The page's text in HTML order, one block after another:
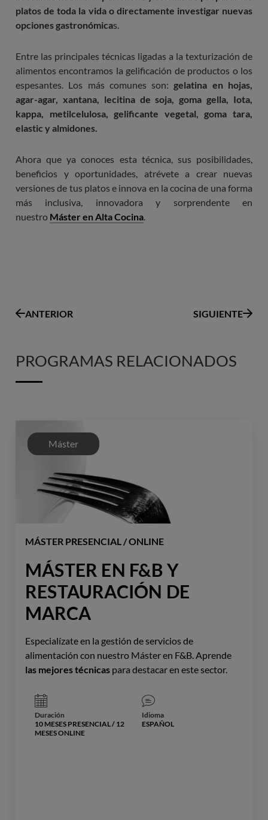
platos de toda la vida o directamente investigar nuevas
opciones gastronómicas.
Entre las principales técnicas ligadas a la texturización de
alimentos encontramos la gelificación de productos o los
espesantes. Los más comunes son:gelatina en hojas,
agar-agar, xantana, lecitina de soja, goma gella, Iota,
kappa, metilcelulosa, gelificante vegetal, goma tara,
elastic y almidones.
Ahora que ya conoces esta técnica, sus posibilidades,
beneficios y oportunidades, atrévete a crear nuevas
versiones de tus platos e innova en la cocina de una forma
más inclusiva, innovadora y sorprendente en
nuestro Máster en Alta Cocina.
ANTERIOR SIGUIENTE
PROGRAMAS RELACIONADOS
MÁSTER PRESENCIAL / ONLINE
MÁSTER EN F&B Y
RESTAURACIÓN DE
MARCA
Especialízate en la gestión de servicios de
alimentación con nuestro Máster en F&B. Aprende
las mejores técnicas para destacar en este sector.
Duración
10 MESES PRESENCIAL / 12
MESES ONLINE
Idioma
ESPAÑOL
Máster